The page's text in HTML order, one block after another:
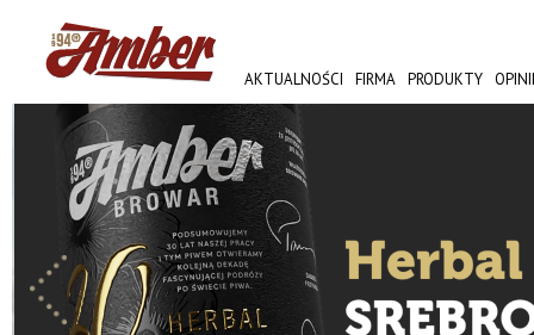
AKTUALNOŚCI FIRMA PRODUKTY
AMBER FEST